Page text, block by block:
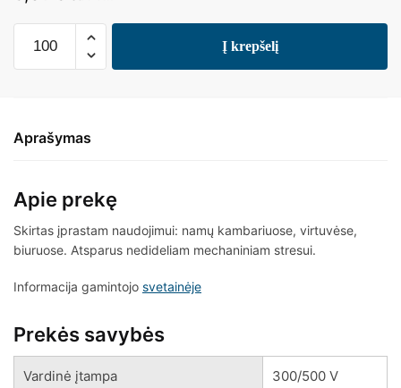
Į krepšelį
Aprašymas
Apie prekę
Skirtas įprastam naudojimui: namų kambariuose, virtuvėse,
biuruose. Atsparus nedideliam mechaniniam stresui.
Informacija gamintojo svetainėje
Prekės savybės
Vardinė įtampa 300/500 V